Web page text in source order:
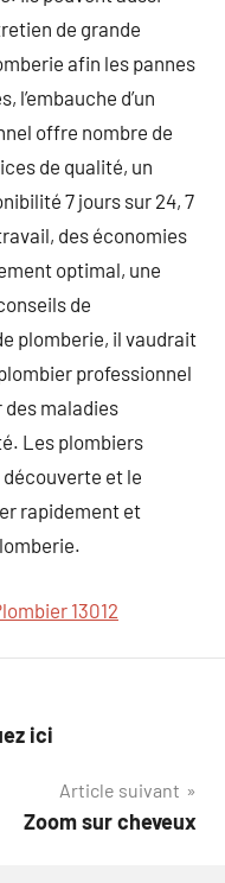
de grande
afin les pannes
l’embauche d’un
offre nombre de
de qualité, un
7 jours sur 24, 7
des économies
optimal, une
de
plomberie, il vaudrait
professionnel
des maladies
Les plombiers
et le
rapidement et
13012
ici
Article suivant
Zoom sur cheveux